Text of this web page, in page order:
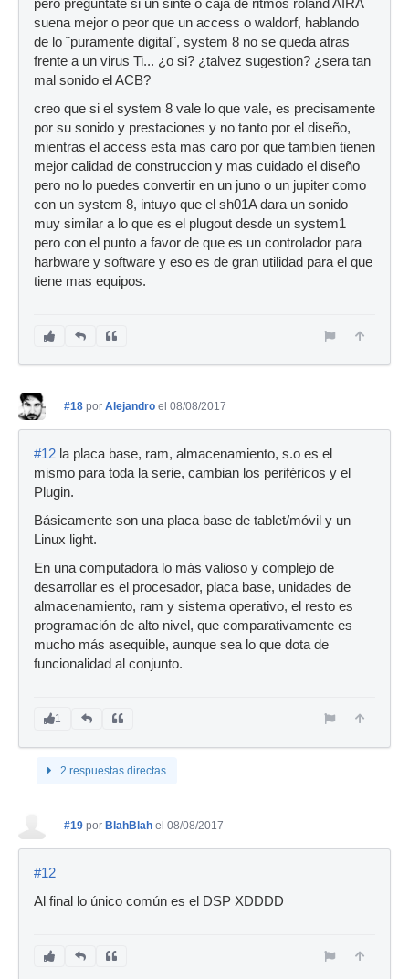
pero preguntate si un sinte o caja de ritmos roland AIRA
suena mejor o peor que un access o waldorf, hablando
de lo ¨puramente digital¨, system 8 no se queda atras
frente a un virus Ti... ¿o si? ¿talvez sugestion? ¿sera tan
mal sonido el ACB?
creo que si el system 8 vale lo que vale, es precisamente
por su sonido y prestaciones y no tanto por el diseño,
mientras el access esta mas caro por que tambien tienen
mejor calidad de construccion y mas cuidado el diseño
pero no lo puedes convertir en un juno o un jupiter como
con un system 8, intuyo que el sh01A dara un sonido
muy similar a lo que es el plugout desde un system1
pero con el punto a favor de que es un controlador para
harbware y software y eso es de gran utilidad para el que
tiene mas equipos.
#18 por Alejandro el 08/08/2017
#12 la placa base, ram, almacenamiento, s.o es el
mismo para toda la serie, cambian los periféricos y el
Plugin.
Básicamente son una placa base de tablet/móvil y un
Linux light.
En una computadora lo más valioso y complejo de
desarrollar es el procesador, placa base, unidades de
almacenamiento, ram y sistema operativo, el resto es
programación de alto nivel, que comparativamente es
mucho más asequible, aunque sea lo que dota de
funcionalidad al conjunto.
1
2 respuestas directas
#19 por BlahBlah el 08/08/2017
#12
Al final lo único común es el DSP XDDDD